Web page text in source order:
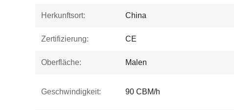
Herkunftsort: China
Zertifizierung: CE
Oberfläche: Malen
Geschwindigkeit: 90 CBM/h